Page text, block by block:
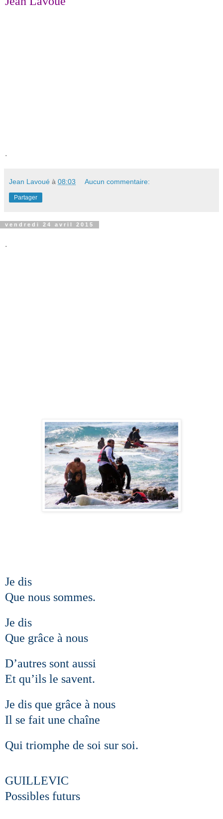
.
Jean Lavoué à 08:03 Aucun commentaire:
Partager
vendredi 24 avril 2015
.
Je dis
Que nous sommes.
Je dis
Que grâce à nous
D’autres sont aussi
Et qu’ils le savent.
Je dis que grâce à nous
Il se fait une chaîne
Qui triomphe de soi sur soi.
GUILLEVIC
Possibles futurs